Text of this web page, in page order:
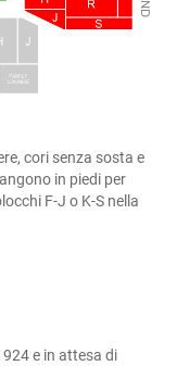
cori senza sosta e
in piedi per
F-J o K-S nella
e in attesa di